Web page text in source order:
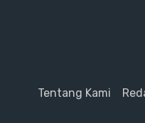
Tentang Kami